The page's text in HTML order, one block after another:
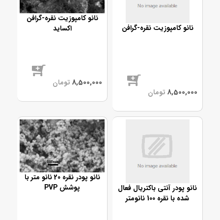
نانو کامپوزیت نقره-گرافن
موجود
نانو کامپوزیت نقره-گرافن
اکساید
موجود
نانو پودر آنتی باکتریال فعال
شده با نقره 100 نانومتر
نانو پودر نقره 20 نانو متر با
پوشش PVP